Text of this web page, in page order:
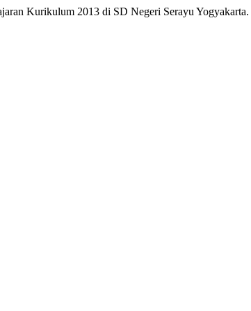
Kurikulum 2013 di SD Negeri Serayu Yogyakarta.